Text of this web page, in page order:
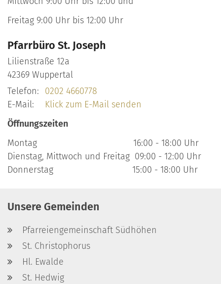
Freitag 9:00 Uhr bis 12:00 Uhr
Pfarrbüro St. Joseph
Lilienstraße 12a
42369 Wuppertal
Telefon:
0202 4660778
E-Mail:
Klick zum E-Mail senden
Öffnungszeiten
Montag 16:00 - 18:00 Uhr
Dienstag, Mittwoch und Freitag 09:00 - 12:00 Uhr
Donnerstag 15:00 - 18:00 Uhr
Unsere Gemeinden
Pfarreiengemeinschaft Südhöhen
St. Christophorus
Hl. Ewalde
St. Hedwig